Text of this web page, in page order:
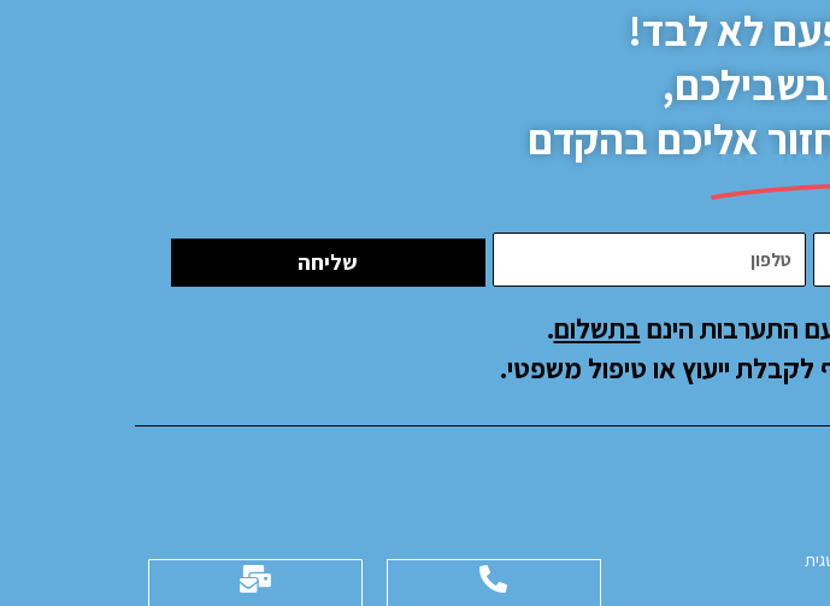
לא לבד!
בשבילכם,
אליכם בהקדם
תמיד
שליחה
התערבות הינם בתשלום.
לקבלת ייעוץ או טיפול משפטי.